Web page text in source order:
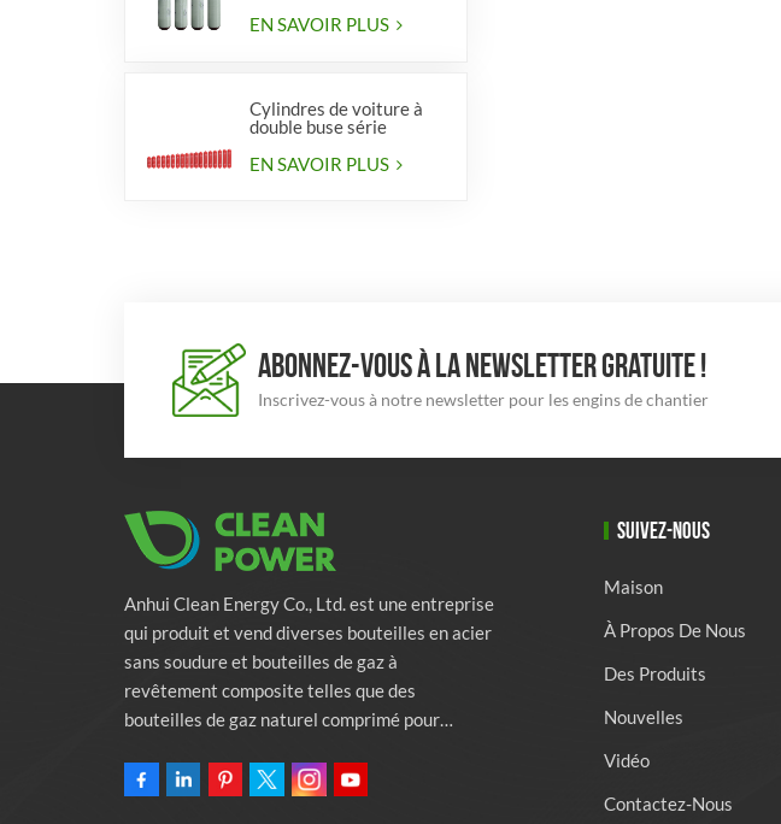
véhicules
EN SAVOIR PLUS
Cylindres de voiture à
double buse série
EN SAVOIR PLUS
ABONNEZ-VOUS À LA NEWSLETTER GRATUITE !
Inscrivez-vous à notre newsletter pour les engins de chantier
Anhui Clean Energy Co., Ltd. est une entreprise
qui produit et vend diverses bouteilles en acier
sans soudure et bouteilles de gaz à
revêtement composite telles que des
bouteilles de gaz naturel comprimé pour
des bouteilles de lutte contre l'incendie.
SUIVEZ-NOUS
Maison
À Propos De Nous
Des Produits
Nouvelles
Vidéo
Contactez-Nous